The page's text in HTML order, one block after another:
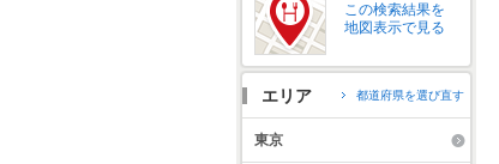
この検索結果を
地図表示で見る
エリア 都道府県を選び直す
東京